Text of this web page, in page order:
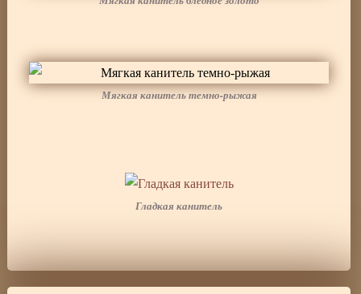
Мягкая канитель темно-рыжая
Гладкая канитель